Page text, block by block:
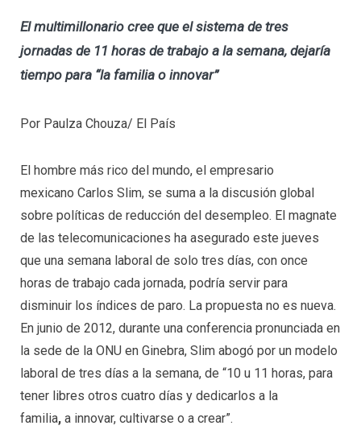
El multimillonario cree que el sistema de tres
jornadas de 11 horas de trabajo a la semana, dejaría
tiempo para “la familia o innovar”
Por Paulza Chouza/ El País
El hombre más rico del mundo, el empresario
mexicano Carlos Slim, se suma a la discusión global
sobre políticas de reducción del desempleo. El magnate
de las telecomunicaciones ha asegurado este jueves
que una semana laboral de solo tres días, con once
horas de trabajo cada jornada, podría servir para
disminuir los índices de paro. La propuesta no es nueva.
En junio de 2012, durante una conferencia pronunciada en
la sede de la ONU en Ginebra, Slim abogó por un modelo
laboral de tres días a la semana, de “10 u 11 horas, para
tener libres otros cuatro días y dedicarlos a la
familia, a innovar, cultivarse o a crear”.